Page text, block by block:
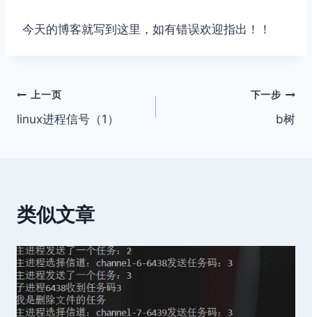
今天的博客就写到这里，如有错误欢迎指出！！
文
章
上一页
linux进程信号（1）
下一步
b树
类似文章